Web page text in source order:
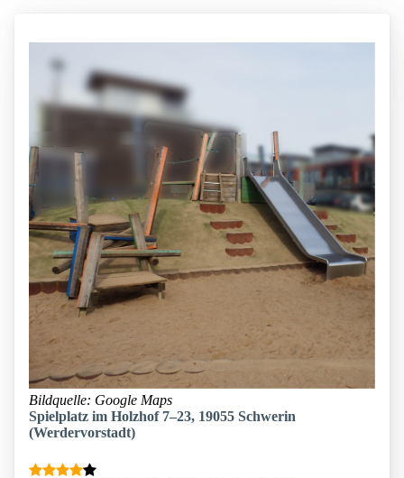
Bildquelle: Google Maps
Spielplatz im Holzhof 7–23, 19055 Schwerin
(Werdervorstadt)